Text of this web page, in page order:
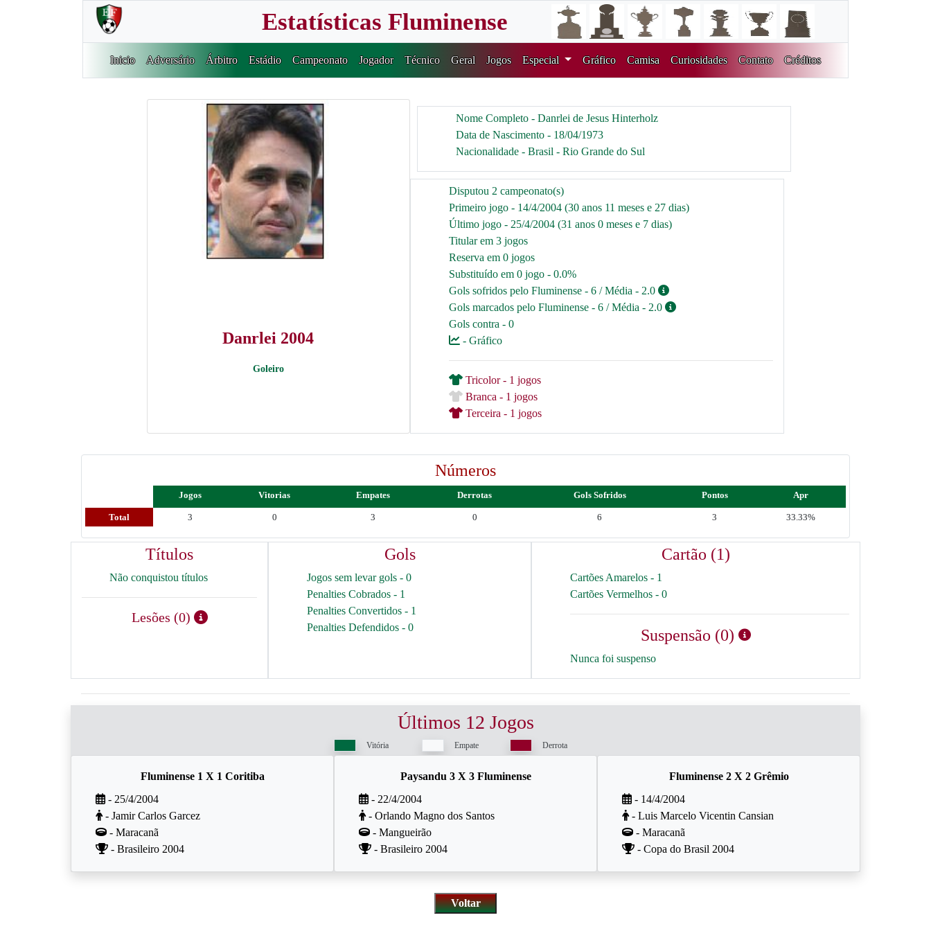
Estatísticas Fluminense
Inicio Adversário Árbitro Estádio Campeonato Jogador Técnico Geral Jogos Especial Gráfico Camisa Curiosidades Contato Créditos
Danrlei 2004
Goleiro
Nome Completo - Danrlei de Jesus Hinterholz
Data de Nascimento - 18/04/1973
Nacionalidade - Brasil - Rio Grande do Sul
Disputou 2 campeonato(s)
Primeiro jogo - 14/4/2004 (30 anos 11 meses e 27 dias)
Último jogo - 25/4/2004 (31 anos 0 meses e 7 dias)
Titular em 3 jogos
Reserva em 0 jogos
Substituído em 0 jogo - 0.0%
Gols sofridos pelo Fluminense - 6 / Média - 2.0
Gols marcados pelo Fluminense - 6 / Média - 2.0
Gols contra - 0
- Gráfico
Tricolor - 1 jogos
Branca - 1 jogos
Terceira - 1 jogos
Números
Jogos Vitorias Empates Derrotas Gols Sofridos Pontos Apr
Total 3 0 3 0 6 3 33.33%
Títulos
Não conquistou títulos
Lesões (0)
Gols
Jogos sem levar gols - 0
Penalties Cobrados - 1
Penalties Convertidos - 1
Penalties Defendidos - 0
Cartão (1)
Cartões Amarelos - 1
Cartões Vermelhos - 0
Suspensão (0)
Nunca foi suspenso
Últimos 12 Jogos
Vitória Empate Derrota
Fluminense 1 X 1 Coritiba
- 25/4/2004
- Jamir Carlos Garcez
- Maracanã
- Brasileiro 2004
Paysandu 3 X 3 Fluminense
- 22/4/2004
- Orlando Magno dos Santos
- Mangueirão
- Brasileiro 2004
Fluminense 2 X 2 Grêmio
- 14/4/2004
- Luis Marcelo Vicentin Cansian
- Maracanã
- Copa do Brasil 2004